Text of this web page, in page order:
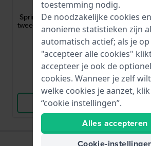
PUSHPIN-14MM-Z-1,50
Spring bars - 1.5 mm diameter Set van
twee 14/1.5 mm zilverkleurige pushpins
2,50
● Op voorraad
Vergelijk
Bekijk Product
toestemming nodig.
De noodzakelijke cookies en
anonieme statistieken zijn
automatisch actief; als je op
"accepteer alle cookies"
accepteer je ook de
cookies. Wanneer je zelf
welke cookies je aanzet,
“cookie instellingen”.
Alles accepteren
Cookie-